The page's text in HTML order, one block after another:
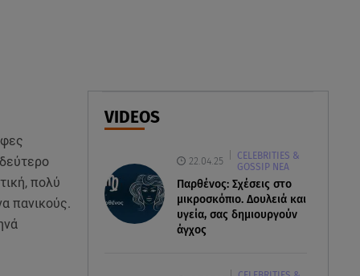
07.08.26 , 17:44
Παιδικοί σταθμοί: Πότε βγαίνουν
τα προσωρινά αποτελέσματα
VIDEOS
22.04.25
CELEBRITIES &
GOSSIP ΝΕΑ
Παρθένος: Σχέσεις στο
μικροσκόπιο. Δουλειά και
υγεία, σας δημιουργούν
άγχος
πολύ
πανικούς.